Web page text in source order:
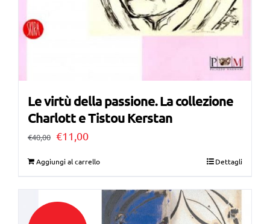
Le virtù della passione. La collezione
Charlott e Tistou Kerstan
€40,00 Il
€40,00.
€11,00Il
€11,00.
Aggiungi al carrello Dettagli